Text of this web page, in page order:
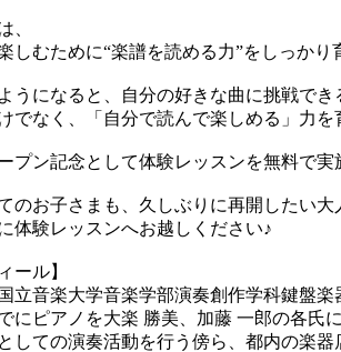
、
しむために“楽譜を読める力”をしっかり
うになると、自分の好きな曲に挑戦で
でなく、「自分で読んで楽しめる」力
プン記念として体験レッスンを無料で実
のお子さまも、久しぶりに再開したい大
体験レッスンへお越しください♪
ール】
立音楽大学音楽学部演奏創作学科鍵盤
にピアノを大楽 勝美、加藤 一郎の各氏
しての演奏活動を行う傍ら、都内の楽